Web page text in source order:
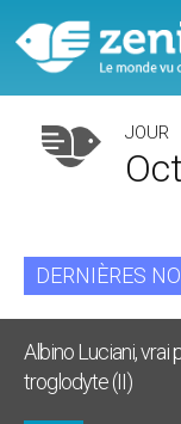
JOUR
DERNIÈRES
Albino Luciani, vrai
troglodyte (II)